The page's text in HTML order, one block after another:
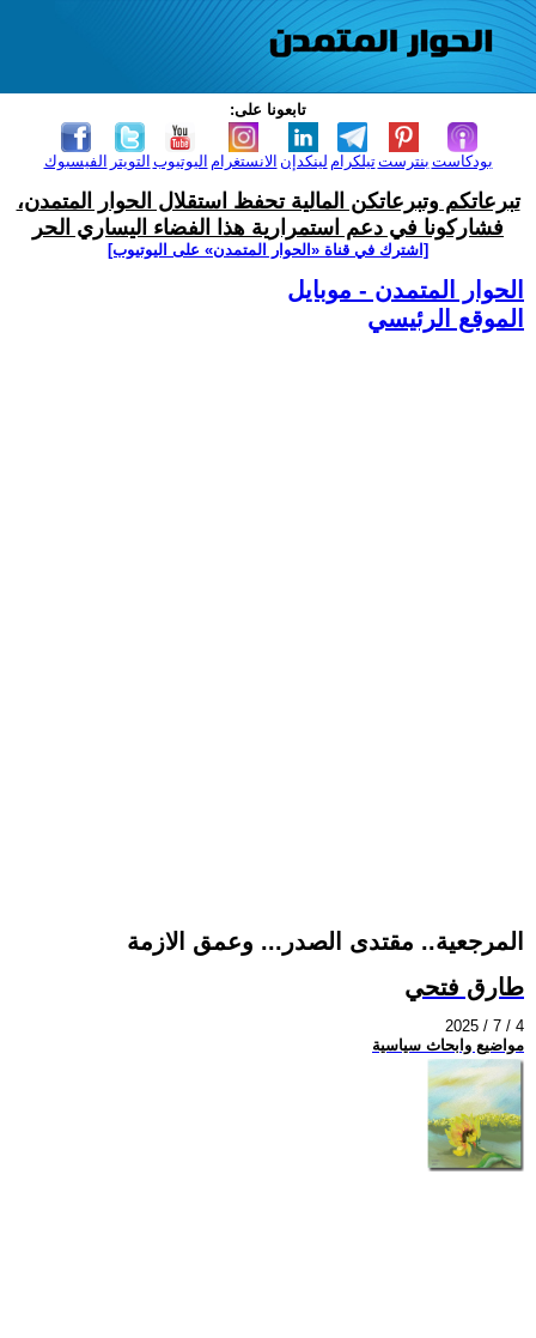
تابعونا على:
الفيسبوك التويتر اليوتيوب الانستغرام لينكدإن تيلكرامبنترست بودكاست
تبرعاتكم وتبرعاتكن المالية تحفظ استقلال الحوار المتمدن،
فشاركونا في دعم استمرارية هذا الفضاء اليساري الحر
[اشترك في قناة ‫«الحوار المتمدن» على اليوتيوب]
الحوار المتمدن - موبايل
الموقع الرئيسي
المرجعية.. مقتدى الصدر... وعمق الازمة
طارق فتحي
2025 / 7 / 4
مواضيع وابحاث سياسية